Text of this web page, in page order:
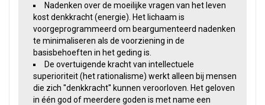
Nadenken over de moeilijke vragen van het leven
kost denkkracht (energie). Het lichaam is
voorgeprogrammeerd om beargumenteerd nadenken
te minimaliseren als de voorziening in de
basisbehoeften in het geding is.
De overtuigende kracht van intellectuele
superioriteit (het rationalisme) werkt alleen bij mensen
die zich ''denkkracht'' kunnen veroorloven. Het geloven
in één god of meerdere goden is met name een